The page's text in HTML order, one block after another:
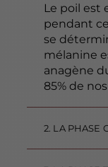
Le poil est
pendant
se
mélanine
anagène
85% de
2. LA PHASE